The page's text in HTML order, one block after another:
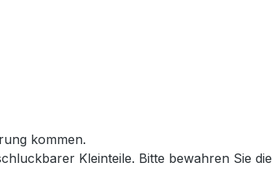
kommen.
Kleinteile. Bitte bewahren Sie